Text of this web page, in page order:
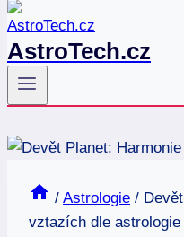
AstroTech.cz
/ Astrologie /
vztazích dle astrologie